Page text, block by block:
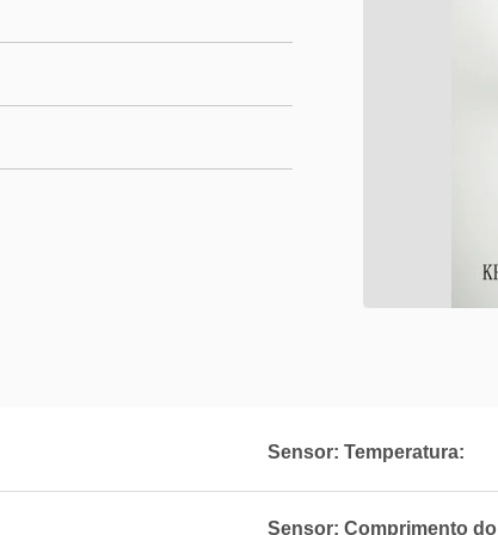
Sensor: Temperatura:
Sensor: Comprimento do